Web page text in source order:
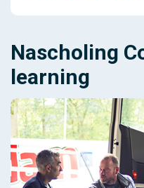
Nascholing
learning